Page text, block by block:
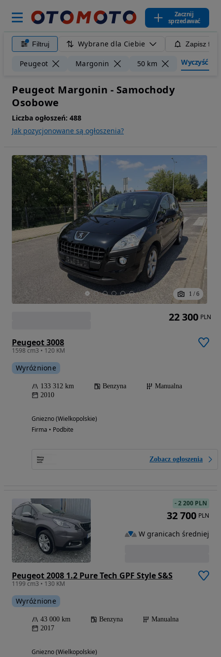
Zacznij
sprzedawać
Filtruj Wybrane dla Ciebie Zapisz
Peugeot Margonin 50 km Wyczyść
Peugeot Margonin - Samochody
Osobowe
Liczba ogłoszeń: 488
Jak pozycjonowane są ogłoszenia?
1 / 6
Peugeot 3008
1598 cm3 • 120 KM
Wyróżnione
133 312 km Benzyna
Manualna
2010
Gniezno (Wielkopolskie)
Firma • Podbite
Zobacz ogłoszenia
22 300 PLN
Peugeot 2008 1.2 Pure Tech GPF Style S&S
1199 cm3 • 130 KM
Wyróżnione
43 000 km Benzyna
Manualna
2017
Gniezno (Wielkopolskie)
-2 200 PLN
32 700 PLN
W granicach średniej